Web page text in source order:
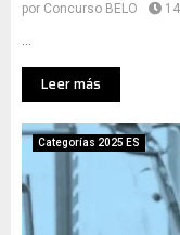
por Concurso BELO
Leer más
Categorías 2025 ES